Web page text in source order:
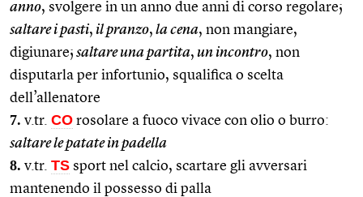
anno, svolgere in un anno due anni di corso regolare;
saltare i pasti, il pranzo, la cena, non mangiare,
digiunare; saltare una partita, un incontro, non
disputarla per infortunio, squalifica o scelta
dell’allenatore
7. v.tr. CO rosolare a fuoco vivace con olio o burro:
saltare le patate in padella
8. v.tr. TS sport nel calcio, scartare gli avversari
mantenendo il possesso di palla